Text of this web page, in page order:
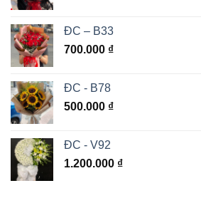
ĐC – B33
700.000 ₫
ĐC - B78
500.000 ₫
ĐC - V92
1.200.000 ₫